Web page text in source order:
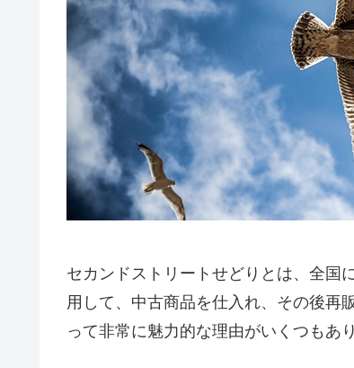
セカンドストリートせどりとは、全国
用して、中古商品を仕入れ、その後再
って非常に魅力的な理由がいくつもあ